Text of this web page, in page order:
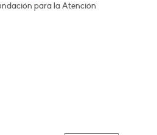
para la Atención